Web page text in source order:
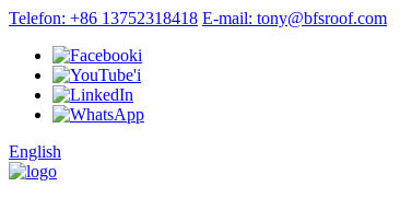
Telefon: +86 13752318418 E-mail: tony@bfsroof.com
English